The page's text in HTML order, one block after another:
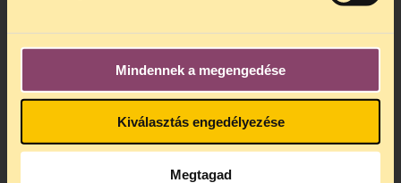
Mindennek a megengedése
Kiválasztás engedélyezése
Megtagad